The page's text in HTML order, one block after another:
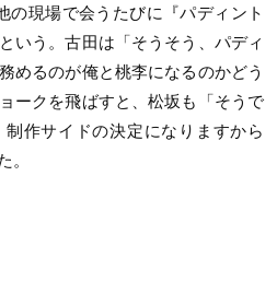
の現場で会うたびに『パディント
いう。古田は「そうそう、パディ
めるのが俺と桃李になるのかどう
ークを飛ばすと、松坂も「そうで
作サイドの決定になりますから
。